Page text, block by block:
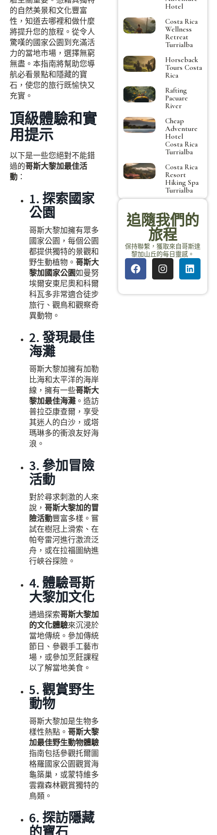
的自然美景和文化豐富
性，知道去哪裡和做什麼
將提升您的旅程。從令人
驚嘆的國家公園到充滿活
力的當地市場，選擇無窮
無盡。本指南將幫助您導
航必看景點和隱藏的寶
石，使您的旅行既愉快又
充實。
頂級體驗和實
用提示
以下是一些您絕對不能錯
過的哥斯大黎加最佳活
動 ：
1. 探索國家
公園
哥斯大黎加擁有眾多
國家公園，每個公園
都提供獨特的景觀和
野生動植物。 哥斯大
黎加國家公園如曼努
埃爾安東尼奧和科爾
科瓦多非常適合徒步
旅行、觀鳥和觀察奇
異動物。
2. 發現最佳
海灘
哥斯大黎加擁有加勒
比海和太平洋的海岸
線，擁有一些哥斯大
黎加最佳海灘 。造訪
普拉亞康查爾，享受
其迷人的白沙，或塔
瑪琳多的衝浪友好海
浪。
3. 參加冒險
活動
對於尋求刺激的人來
說， 哥斯大黎加的冒
險活動豐富多樣。嘗
試在樹冠上滑索、在
帕夸雷河進行激流泛
舟，或在拉福圖納進
行峽谷探險。
4. 體驗哥斯
大黎加文化
通過探索哥斯大黎加
的文化體驗來沉浸於
當地傳統。參加傳統
節日、參觀手工藝市
場，或參加烹飪課程
以了解當地美食。
5. 觀賞野生
動物
哥斯大黎加是生物多
樣性熱點。 哥斯大黎
加最佳野生動物體驗
指南包括參觀托爾圖
格羅國家公園觀賞海
龜築巢，或蒙特維多
雲霧森林觀賞獨特的
鳥類。
6. 探訪隱藏
的寶石
Hotel
Costa Rica
Wellness
Retreat
Turrialba
Horseback
Tours Costa
Rica
Rafting
Pacuare
River
Cheap
Adventure
Hotel
Costa Rica
Turrialba
Costa Rica
Resort
Hiking Spa
Turrialba
追隨我們的
旅程
保持聯繫，獲取來自哥斯達
黎加山丘的每日靈感。